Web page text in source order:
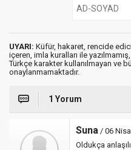
UYARI: Küfür, hakaret, rencide
içeren, imla kuralları ile yazılmamış,
Türkçe karakter kullanılmayan ve
onaylanmamaktadır.
1 Yorum
Suna / 06
Oldukça